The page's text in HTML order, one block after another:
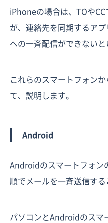
iPhoneの場合は、TOや
が、連絡先を同期するア
への一斉配信ができないと
これらのスマートフォン
て、説明します。
Android
Androidのスマートフォン
順でメールを一斉送信する
パソコンとAndroidのスマ